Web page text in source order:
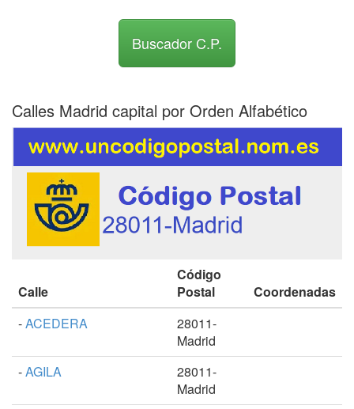
Buscador C.P.
Calles Madrid capital por Orden Alfabético
Calle
Código
Postal
Coordenadas
-ACEDERA
28011-
Madrid
-AGILA
28011-
Madrid